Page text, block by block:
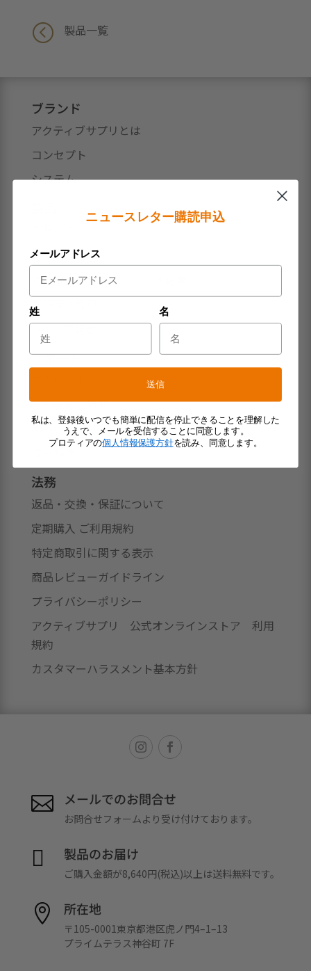
< 製品一覧
ブランド
アクティブサプリとは
コンセプト
システム
ジャーナル
初心者向けおすすめブログ記事
専門家の知見
メディア掲載
サポート
よくあるご質問
製品のお届け
成分辞典
法務
返品・交換・保証について
定期購入 ご利用規約
特定商取引に関する表示
商品レビューガイドライン
プライバシーポリシー
アクティブサプリ 公式オンラインストア 利用
規約
カスタマーハラスメント基本方針
 メールでのお問合せ
お問合せフォームより受け付けております。
 製品のお届け
ご購入金額が8,640円(税込)以上は送料無料です。
 所在地
〒105-0001東京都港区虎ノ門4–1–13
プライムテラス神谷町 7F
ニュースレター購読申込
メールアドレス
姓 名
送信
私は、登録後いつでも簡単に配信を停止できることを理解した
うえで、メールを受信することに同意します。
プロティアの個人情報保護方針を読み、同意します。